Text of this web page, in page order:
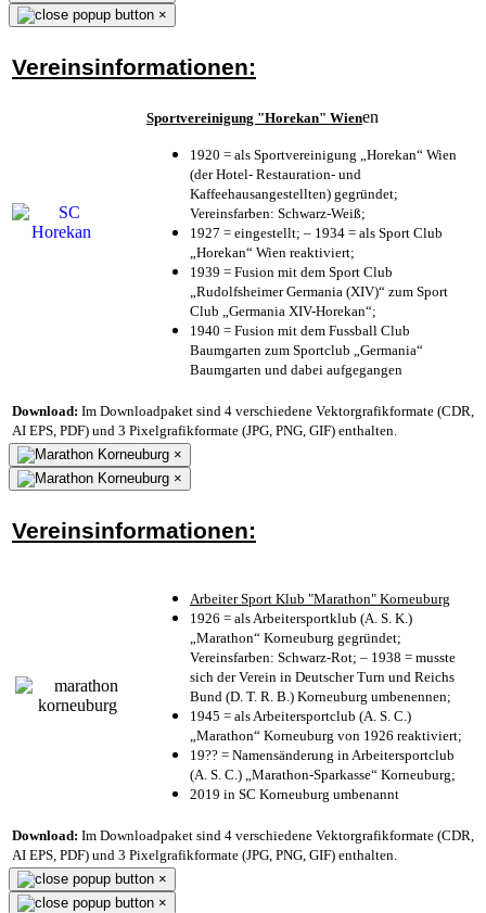
×
Vereinsinformationen:
Sportvereinigung "Horekan" Wienen
1920 = als Sportvereinigung „Horekan“ Wien
(der Hotel- Restauration- und
Kaffeehausangestellten) gegründet;
Vereinsfarben: Schwarz-Weiß;
1927 = eingestellt; – 1934 = als Sport Club
„Horekan“ Wien reaktiviert;
1939 = Fusion mit dem Sport Club
„Rudolfsheimer Germania (XIV)“ zum Sport
Club „Germania XIV-Horekan“;
1940 = Fusion mit dem Fussball Club
Baumgarten zum Sportclub „Germania“
Baumgarten und dabei aufgegangen
Download: Im Downloadpaket sind 4 verschiedene Vektorgrafikformate (CDR,
AI EPS, PDF) und 3 Pixelgrafikformate (JPG, PNG, GIF) enthalten.
×
×
Vereinsinformationen:
Arbeiter Sport Klub "Marathon" Korneuburg
1926 = als Arbeitersportklub (A. S. K.)
„Marathon“ Korneuburg gegründet;
Vereinsfarben: Schwarz-Rot; – 1938 = musste
sich der Verein in Deutscher Turn und Reichs
Bund (D. T. R. B.) Korneuburg umbenennen;
1945 = als Arbeitersportclub (A. S. C.)
„Marathon“ Korneuburg von 1926 reaktiviert;
19?? = Namensänderung in Arbeitersportclub
(A. S. C.) „Marathon-Sparkasse“ Korneuburg;
2019 in SC Korneuburg umbenannt
Download: Im Downloadpaket sind 4 verschiedene Vektorgrafikformate (CDR,
AI EPS, PDF) und 3 Pixelgrafikformate (JPG, PNG, GIF) enthalten.
×
×